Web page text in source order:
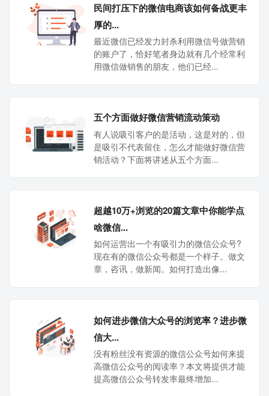
民间打压下的微信电商该如何备战更丰
厚的...
最近微信已经发力封杀利用微信号做营销
的账户了，恰好笔者身边就有几个经常利
用微信做销售的朋友，他们已经...
五个方面做好微信营销流动策动
有人说吸引客户的是活动，这是对的，但
是吸引不代表留住，怎么才能做好微信营
销活动？下面将讲述从五个方面...
超越10万+浏览的20篇文章中你能学点
啥微信...
如何运营出一个有吸引力的微信公众号?
现在有的微信公众号都是一个样子。做文
章，咨讯，做新闻。如何打造出像...
如何进步微信大众号的浏览率？进步微
信大...
没有粉丝没有资源的微信公众号如何来提
高微信公众号的阅读率？本文将提供才能
提高微信公众号转发率最终增加...